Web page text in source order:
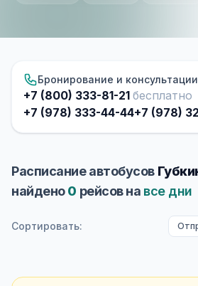
Бронирование и
+7 (800) 333-81-21 бесплатно
+7 (978) 333-44-44+7 (978)
Расписание автобусов
найдено0 рейсов на все дни
Сортировать: